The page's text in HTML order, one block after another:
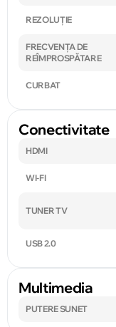
REZOLUȚIE
FRECVENȚA DE
REÎMPROSPĂTARE
CURBAT
Conectivitate
HDMI
WI-FI
TUNER TV
USB 2.0
Multimedia
PUTERE SUNET